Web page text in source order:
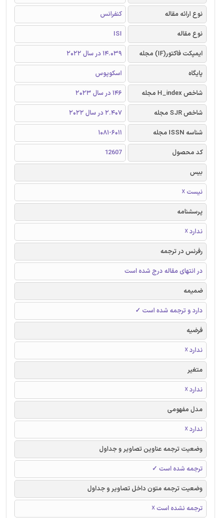
نوع ارائه مقاله
کنفرانس
نوع مقاله
ISI
ایمپکت فاکتور(IF) مجله
14.039 در سال 2022
پایگاه
اسکوپوس
شاخص H_index مجله
146 در سال 2023
شاخص SJR مجله
2.407 در سال 2022
شناسه ISSN مجله
1081-6011
کد محصول
12607
بیس
نیست ☓
پرسشنامه
ندارد ☓
رفرنس در ترجمه
در انتهای مقاله درج شده است
ضمیمه
دارد و ترجمه شده است ✓
فرضیه
ندارد ☓
متغیر
ندارد ☓
مدل مفهومی
ندارد ☓
وضعیت ترجمه عناوین تصاویر و جداول
ترجمه شده است ✓
وضعیت ترجمه متون داخل تصاویر و جداول
ترجمه نشده است ☓